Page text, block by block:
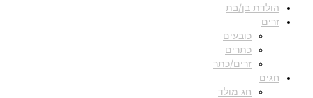
הולדת בן/בת
זרים
כובעים
כתרים
זרים/כתר
חגים
חג מולד